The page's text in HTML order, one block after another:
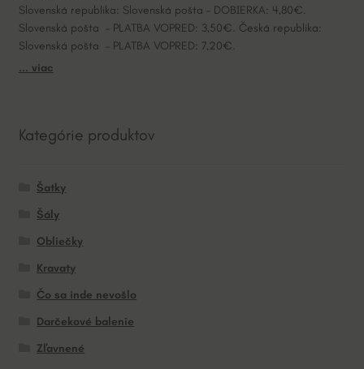
Slovenská republika: Slovenská pošta – DOBIERKA: 4,80€.
Slovenská pošta – PLATBA VOPRED: 3,50€. Česká republika:
Slovenská pošta – PLATBA VOPRED: 7,20€.
... viac
Kategórie produktov
Šatky
Šály
Obliečky
Kravaty
Čo sa inde nevošlo
Darčekové balenie
Zľavnené